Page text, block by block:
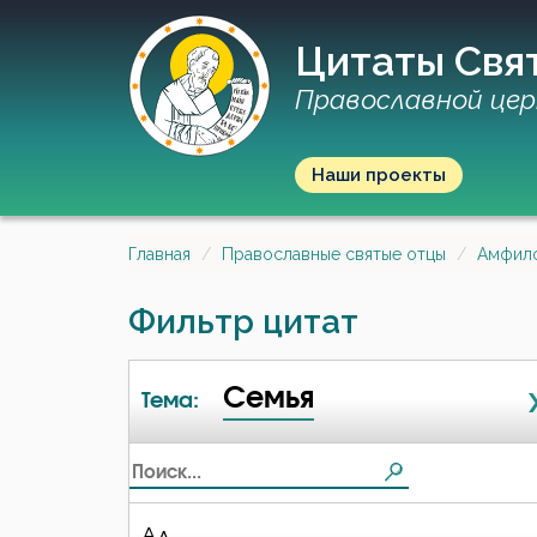
Цитаты
Православной
Наши проекты
Главная Православные святые отцы
Фильтр цитат
Тема: Семья